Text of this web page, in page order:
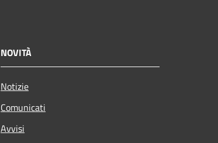
NOVITÀ
Notizie
Comunicati
Avvisi